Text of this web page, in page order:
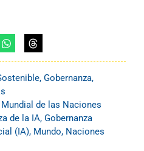
, Gobernanza,
de las Naciones
de la IA, Gobernanza
(IA), Mundo, Naciones